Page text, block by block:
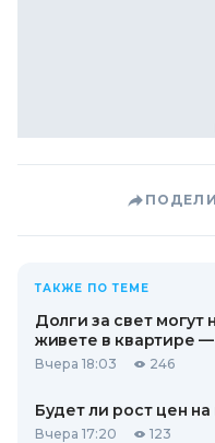
ТАКЖЕ ПО ТЕМЕ
Долги за свет могут
живете в квартире
Вчера 18:03 246
Будет ли рост цен
Вчера 17:20 123